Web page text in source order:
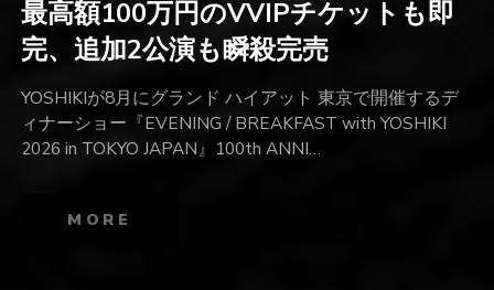
最高額100万円のVVIPチケットも即
完、追加2公演も瞬殺完売
YOSHIKIが8月にグランド ハイアット 東京で開催するデ
ィナーショー『EVENING / BREAKFAST with YOSHIKI
2026 in TOKYO JAPAN』100th ANNI…
MORE